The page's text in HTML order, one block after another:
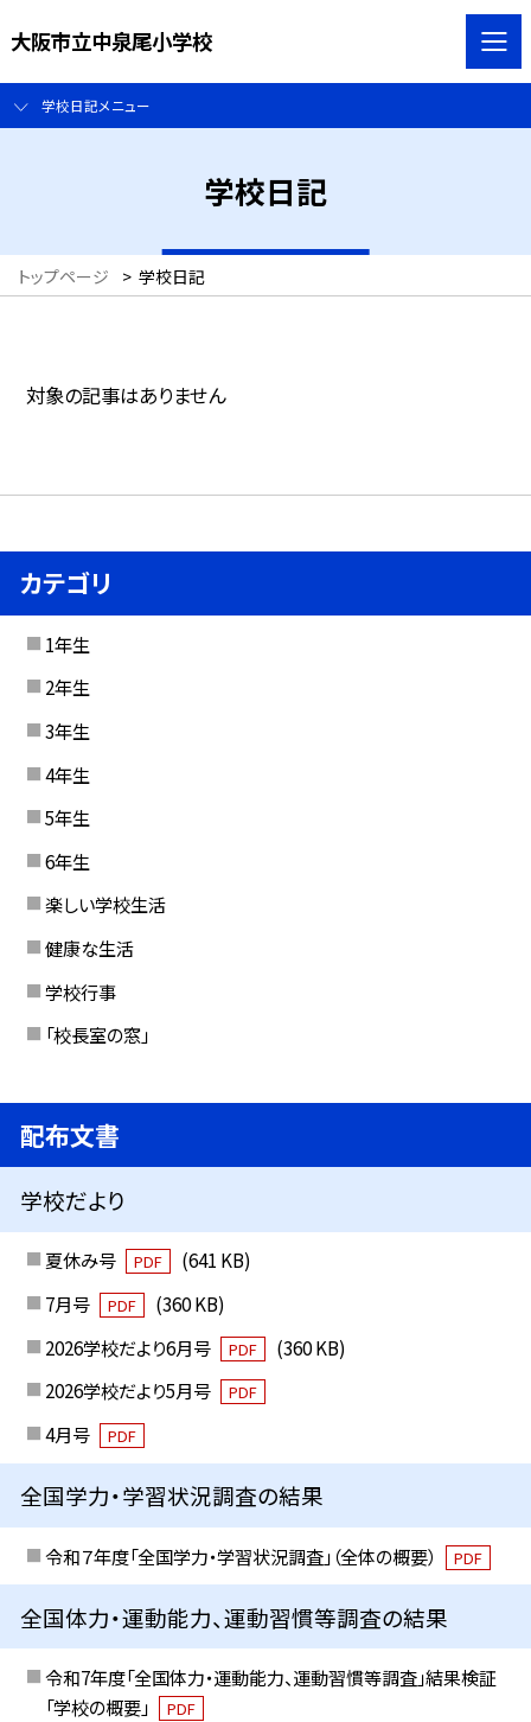
大阪市立中泉尾小学校
学校日記メニュー
学校日記
トップページ > 学校日記
対象の記事はありません
カテゴリ
1年生
2年生
3年生
4年生
5年生
6年生
楽しい学校生活
健康な生活
学校行事
「校長室の窓」
配布文書
学校だより
夏休み号 PDF
(641 KB)
7月号
PDF
(360 KB)
2026学校だより6月号
PDF
(360 KB)
2026学校だより5月号
PDF
4月号 PDF
全国学力・学習状況調査の結果
令和７年度「全国学力・学習状況調査」（全体の概要） PDF
全国体力・運動能力、運動習慣等調査の結果
令和7年度「全国体力・運動能力、運動習慣等調査」結果検証
「学校の概要」
PDF